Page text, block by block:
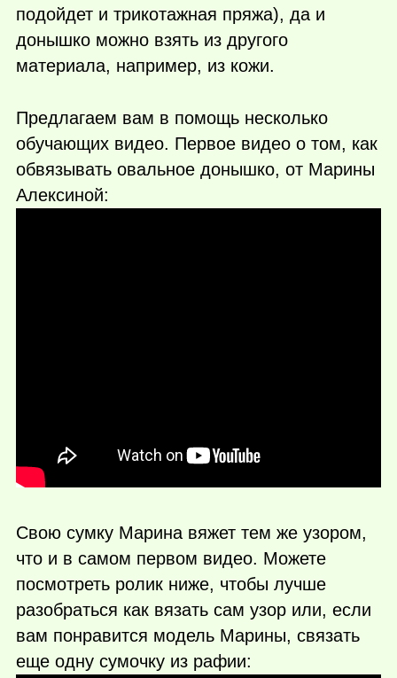
подойдет и трикотажная пряжа), да и
донышко можно взять из другого
материала, например, из кожи.
Предлагаем вам в помощь несколько
обучающих видео. Первое видео о том, как
обвязывать овальное донышко, от Марины
Алексиной:
Свою сумку Марина вяжет тем же узором,
что и в самом первом видео. Можете
посмотреть ролик ниже, чтобы лучше
разобраться как вязать сам узор или, если
вам понравится модель Марины, связать
еще одну сумочку из рафии: